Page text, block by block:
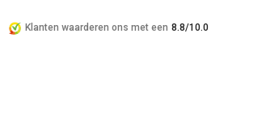
Klanten waarderen ons met een 8.8/10.0